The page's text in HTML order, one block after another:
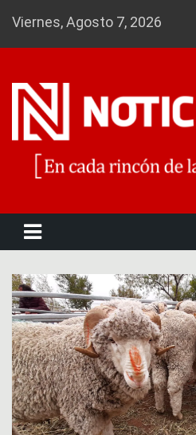
Viernes, Agosto 7, 2026